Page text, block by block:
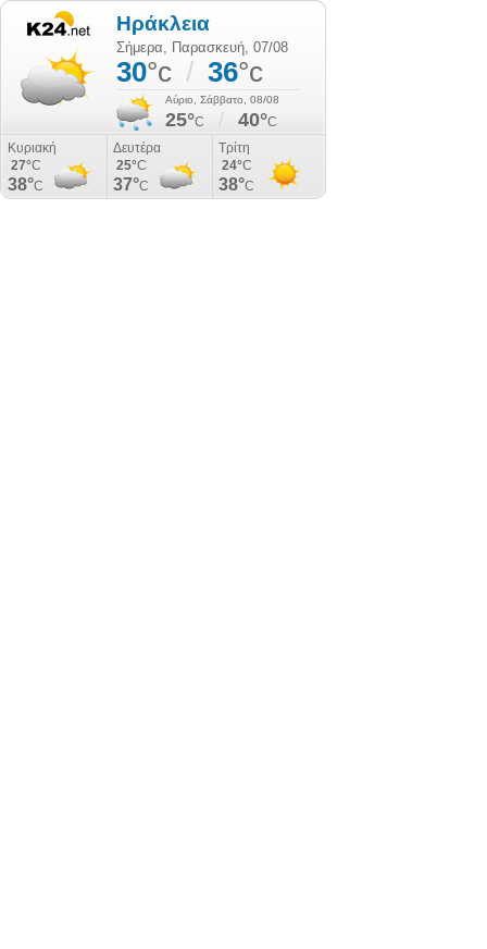
Ηράκλεια
Σήμερα, Παρασκευή, 07/08
30°c / 36°c
Αύριο, Σάββατο, 08/08
25°C / 40°C
Κυριακή
27°C
38°C
Δευτέρα
25°C
37°C
Τρίτη
24°C
38°C